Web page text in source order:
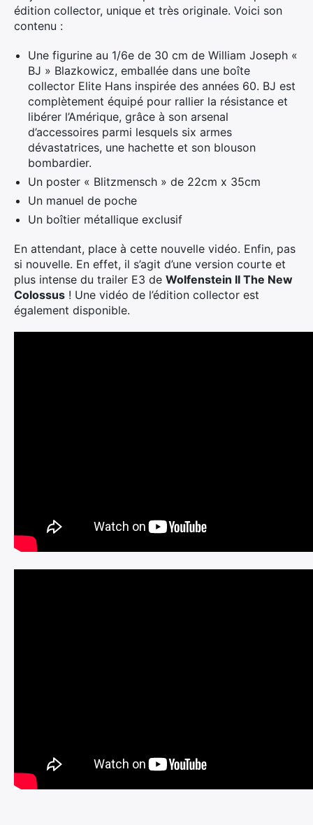
édition collector, unique et très originale. Voici son
contenu :
Une figurine au 1/6e de 30 cm de William Joseph «
BJ » Blazkowicz, emballée dans une boîte
collector Elite Hans inspirée des années 60. BJ est
complètement équipé pour rallier la résistance et
libérer l’Amérique, grâce à son arsenal
d’accessoires parmi lesquels six armes
dévastatrices, une hachette et son blouson
bombardier.
Un poster « Blitzmensch » de 22cm x 35cm
Un manuel de poche
Un boîtier métallique exclusif
En attendant, place à cette nouvelle vidéo. Enfin, pas
si nouvelle. En effet, il s’agit d’une version courte et
plus intense du trailer E3 de Wolfenstein II The New
Colossus ! Une vidéo de l’édition collector est
également disponible.